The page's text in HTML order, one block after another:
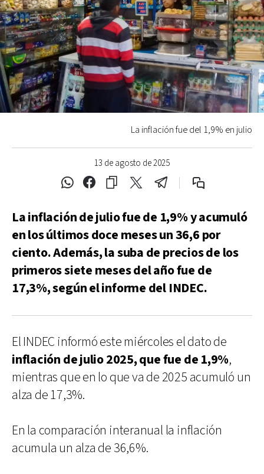
13 de agosto de 2025
La inflación fue del 1,9% en julio
La inflación de julio fue de 1,9% y acumuló
en los últimos doce meses un 36,6 por
ciento. Además, la suba de precios de los
primeros siete meses del año fue de
17,3%, según el informe del INDEC.
El INDEC informó este miércoles el dato de
inflación de julio 2025, que fue de 1,9%,
mientras que en lo que va de 2025 acumuló un
alza de 17,3%.
En la comparación interanual la inflación
acumula un alza de 36,6%.